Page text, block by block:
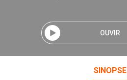
OUVIR
SINOPSE